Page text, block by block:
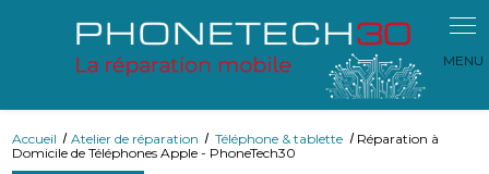
Accueil Atelier de réparation Téléphone & tablette
Réparation à
Domicile de Téléphones Apple - PhoneTech30